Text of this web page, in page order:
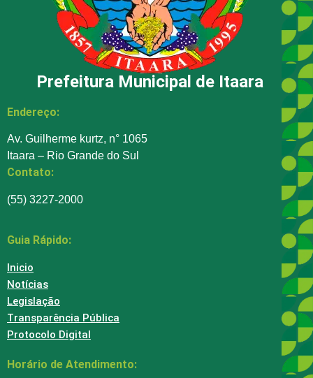
Prefeitura Municipal de Itaara
Endereço:
Av. Guilherme kurtz, n° 1065
Itaara – Rio Grande do Sul
Contato:
(55) 3227-2000
Guia Rápido:
Inicio
Notícias
Legislação
Transparência Pública
Protocolo Digital
Horário de Atendimento: